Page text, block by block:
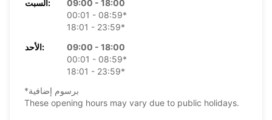
السبت:
09:00 - 18:00
00:01 - 08:59*
18:01 - 23:59*
الأحد:
09:00 - 18:00
00:01 - 08:59*
18:01 - 23:59*
*برسوم إضافية
These opening hours may vary due to public holidays.